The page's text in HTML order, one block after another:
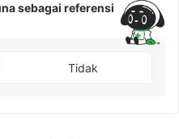
sebagai referensi
Tidak